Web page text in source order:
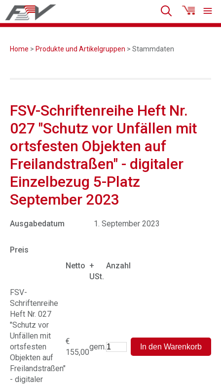
Home > Produkte und Artikelgruppen > Stammdaten
FSV-Schriftenreihe Heft Nr.
027 "Schutz vor Unfällen mit
ortsfesten Objekten auf
Freilandstraßen" - digitaler
Einzelbezug 5-Platz
September 2023
Ausgabedatum 1. September 2023
Preis
Netto +
USt.
Anzahl
FSV-
Schriftenreihe
Heft Nr. 027
"Schutz vor
Unfällen mit
ortsfesten
Objekten auf
Freilandstraßen"
- digitaler
€
155,00
gem.